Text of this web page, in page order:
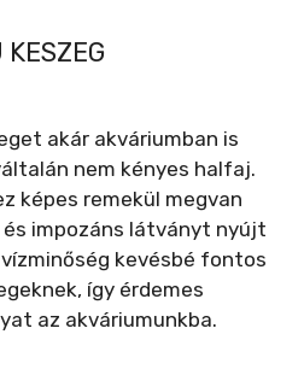
akár akváriumban is
nem kényes halfaj.
képes remekül megvan
és impozáns látványt nyújt
kevésbé fontos
így érdemes
az akváriumunkba.